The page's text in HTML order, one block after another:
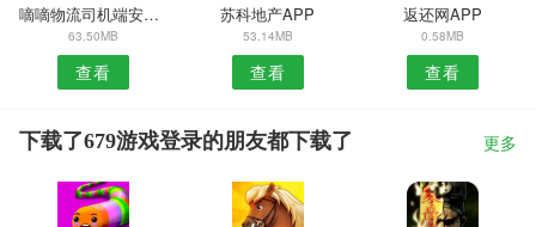
嘀嘀物流司机端安卓版
63.50MB
查看
苏科地产APP
53.14MB
查看
返还网APP
0.58MB
查看
下载了679游戏登录的朋友都下载了 更多